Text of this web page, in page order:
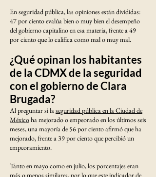
En seguridad pública, las opiniones están divididas:
47 por ciento evalúa bien o muy bien el desempeño
del gobierno capitalino en esa materia, frente a 49
por ciento que lo califica como mal o muy mal.
¿Qué opinan los habitantes
de la CDMX de la seguridad
con el gobierno de Clara
Brugada?
Al preguntar si laseguridad pública en la Ciudad de
Méxicoha mejorado o empeorado en los últimos seis
meses, una mayoría de 56 por ciento afirmó que ha
mejorado, frente a 39 por ciento que percibió un
empeoramiento.
Tanto en mayo como en julio, los porcentajes eran
más o menos similares, por lo que esteindicador de